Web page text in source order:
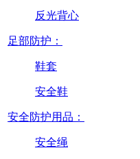
反光背心
足部防护：
鞋套
安全鞋
安全防护用品：
安全绳